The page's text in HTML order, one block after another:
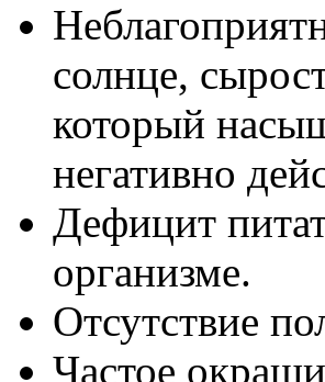
солнце,
который
негативно
Дефицит
организме.
Отсутствие
Частое